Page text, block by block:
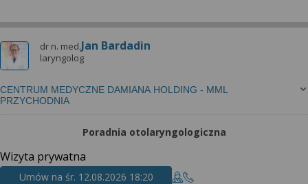
dr n. med.Jan Bardadin
laryngolog
CENTRUM MEDYCZNE DAMIANA HOLDING - MML
PRZYCHODNIA
Poradnia otolaryngologiczna
Wizyta prywatna
Umów na śr. 12.08.2026 18:20